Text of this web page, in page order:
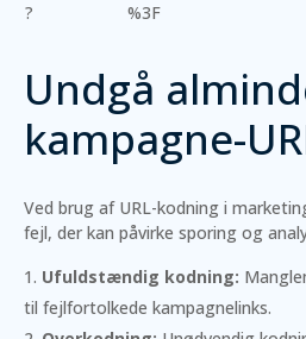
?
%3F
Undgå
kampagne-
Ved brug af URL-kodning i
fejl, der kan påvirke sporing og
Ufuldstændig kodning:
til fejlfortolkede kampagnelinks.